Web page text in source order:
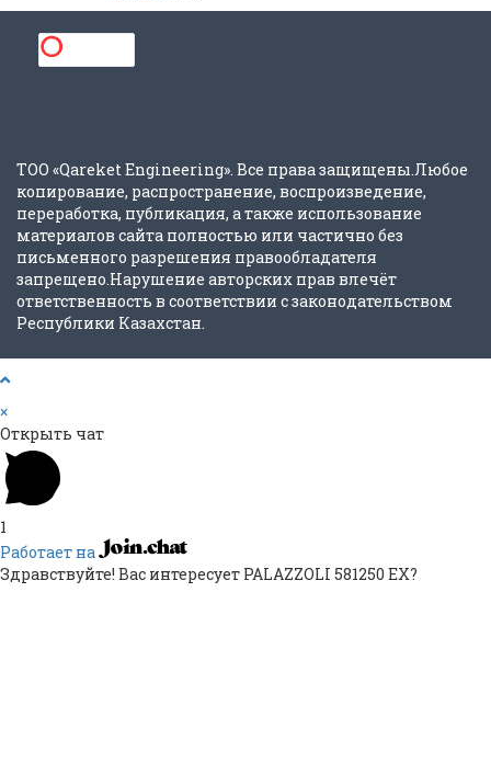
ТОО «Qareket Engineering». Все права защищены.Любое
копирование, распространение, воспроизведение,
переработка, публикация, а также использование
материалов сайта полностью или частично без
письменного разрешения правообладателя
запрещено.Нарушение авторских прав влечёт
ответственность в соответствии с законодательством
Республики Казахстан.
×
Открыть чат
1
Работает на
Здравствуйте! Вас интересует PALAZZOLI 581250 EX?